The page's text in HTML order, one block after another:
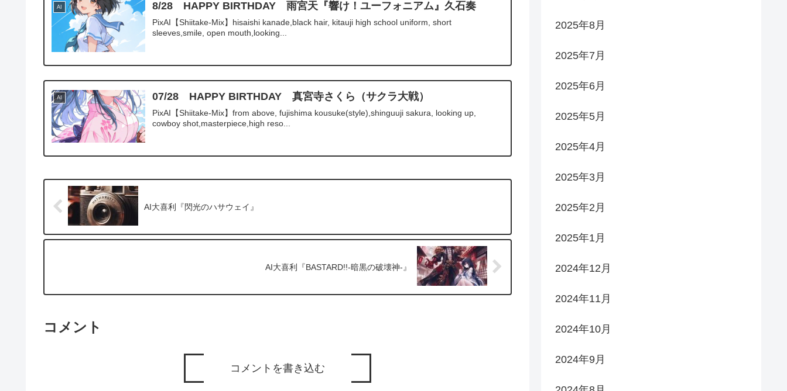
AI 8/28 HAPPY BIRTHDAY 雨宮天『響け！ユーフォニアム』久石奏
PixAI【Shiitake-Mix】hisaishi kanade,black hair, kitauji high school uniform, short
sleeves,smile, open mouth,looking...
AI 07/28 HAPPY BIRTHDAY 真宮寺さくら（サクラ大戦）
PixAI【Shiitake-Mix】from above, fujishima kousuke(style),shinguuji sakura, looking up,
cowboy shot,masterpiece,high reso...
AI大喜利『閃光のハサウェイ』
AI大喜利『BASTARD!!-暗黒の破壊神-』
コメント
コメントを書き込む
2025年8月
2025年7月
2025年6月
2025年5月
2025年4月
2025年3月
2025年2月
2025年1月
2024年12月
2024年11月
2024年10月
2024年9月